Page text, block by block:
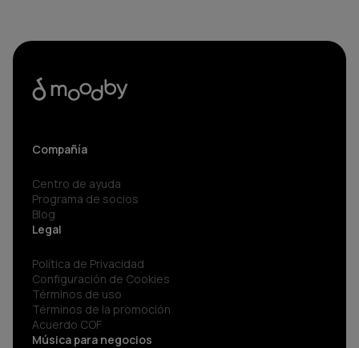
Compañía
Centro de ayuda
Programa de socios
Blog
Legal
Política de Privacidad
Configuración de Cookies
Términos de uso
Términos de la promoción
Acuerdo COF
Música para negocios